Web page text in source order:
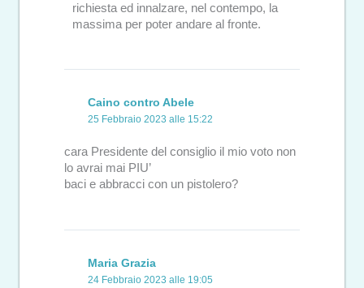
richiesta ed innalzare, nel contempo, la
massima per poter andare al fronte.
Caino contro Abele
25 Febbraio 2023 alle 15:22
cara Presidente del consiglio il mio voto non
lo avrai mai PIU’
baci e abbracci con un pistolero?
Maria Grazia
24 Febbraio 2023 alle 19:05